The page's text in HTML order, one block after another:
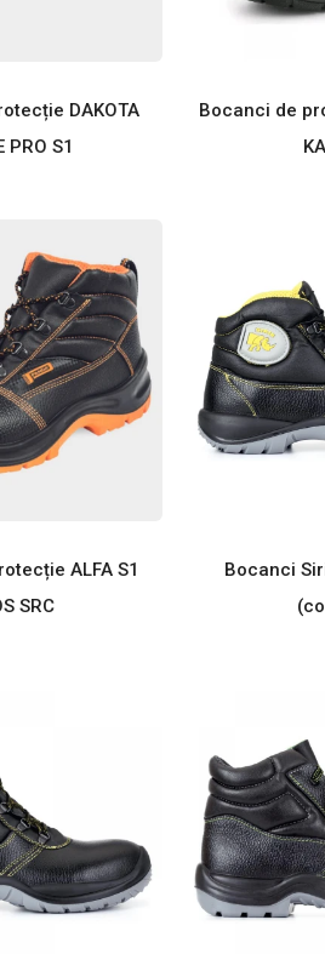
DAKOTA
PRO S1
Bocanci de
ALFA S1
SRC
Bocanci